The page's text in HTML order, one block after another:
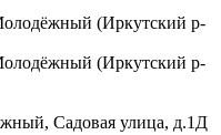
Садовая улица, д.1Д